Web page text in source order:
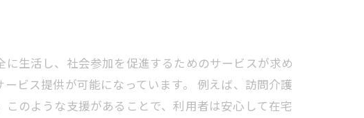
生活し、社会参加を促進するためのサービスが求め
ビス提供が可能になっています。 例えば、訪問介護
のような支援があることで、利用者は安心して在宅